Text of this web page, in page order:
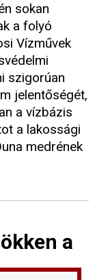
sokan
a folyó
Vízművek
szigorúan
jelentőségét,
a vízbázis
a lakossági
medrének
a